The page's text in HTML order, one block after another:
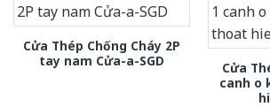
Cửa Thép Chống Cháy 2P
tay nam Cửa-a-SGD
Cửa
canh o